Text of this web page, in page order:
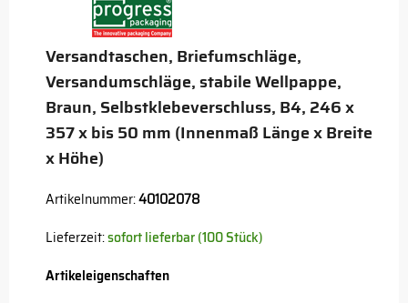
Versandtaschen, Briefumschläge,
Versandumschläge, stabile Wellpappe,
Braun, Selbstklebeverschluss, B4, 246 x
357 x bis 50 mm (Innenmaß Länge x Breite
x Höhe)
Artikelnummer:40102078
Lieferzeit:sofort lieferbar (100 Stück)
Artikeleigenschaften